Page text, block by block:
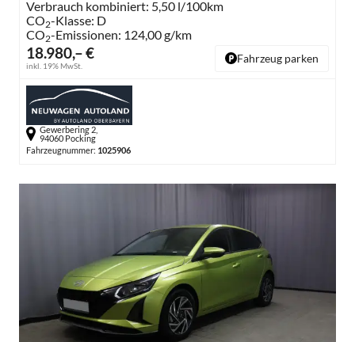
18.980,– €
inkl. 19% MwSt.
Verbrauch kombiniert: 5,50 l/100km
CO2-Klasse: D
CO2-Emissionen: 124,00 g/km
Fahrzeug parken
Gewerbering 2,
94060 Pocking
Fahrzeugnummer: 1025906